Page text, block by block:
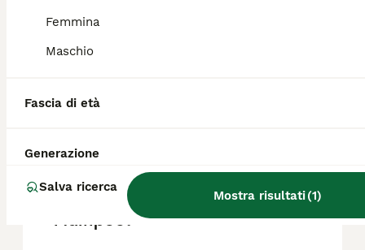
Femmina
Maschio
Fascia di età
Generazione
Salva ricerca
Mostra risultati(1)
Maltipoo?
Che carattere ha il cane
Maltipoo?